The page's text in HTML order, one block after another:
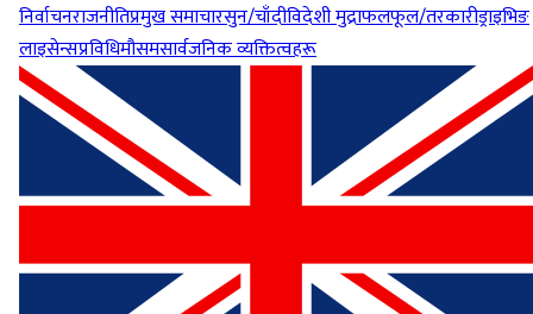
निर्वाचनराजनीतिप्रमुख समाचारसुन/चाँदीविदेशी मुद्राफलफूल/तरकारीड्राइभिङ
लाइसेन्सप्रविधिमौसमसार्वजनिक व्यक्तित्वहरू